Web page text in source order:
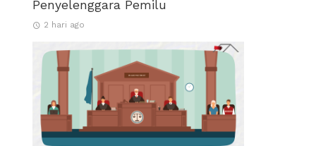
Penyelenggara Pemilu
2 hari ago